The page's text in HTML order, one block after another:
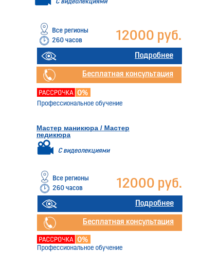
Мастер маникюра / Мастер
педикюра
260 часов 12000 руб.
Все регионы
Профессиональное обучение
Подробнее
Бесплатная консультация
260 часов 12000 руб.
Все регионы
Подробнее
Бесплатная консультация
С видеолекциями
С видеолекциями
Профессиональное обучение